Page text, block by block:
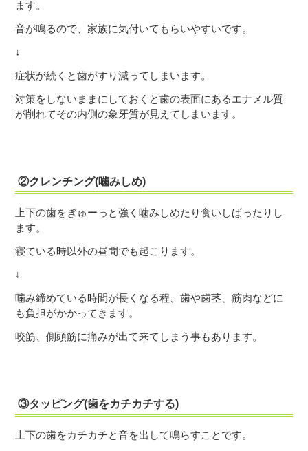
ます。
音が鳴るので、家族に気付いてもらいやすいです。
↓
症状が続くと歯がすり減ってしまいます。
対策をしないままにしておくと歯の表面にあるエナメル質
が削れてその内側の象牙質が見えてしまいます。
②クレンチング(噛みしめ)
上下の歯をぎゅーっと強く噛みしめたり食いしばったりし
ます。
寝ている時以外の昼間でも起こります。
↓
噛み締めている時間が長くなる程、歯や歯茎、筋肉などに
も負担がかかってきます。
咬筋、側頭筋に痛みが出て来てしまう事もあります。
③タッピング(歯をカチカチする)
上下の歯をカチカチと音を出して鳴らすことです。